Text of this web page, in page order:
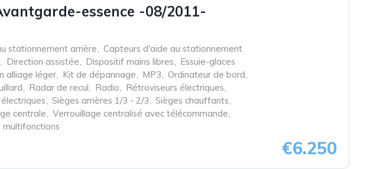
essence -08/2011-
stationnement arrière, Capteurs d'aide au stationnement
, Direction assistée, Dispositif mains libres, Essuie-glaces
alliage léger, Kit de dépannage, MP3, Ordinateur de bord,
, Radar de recul, Radio, Rétroviseurs électriques,
, Sièges arrières 1/3 - 2/3, Sièges chauffants,
centrale, Verrouillage centralisé avec télécommande,
multifonctions
€6.250